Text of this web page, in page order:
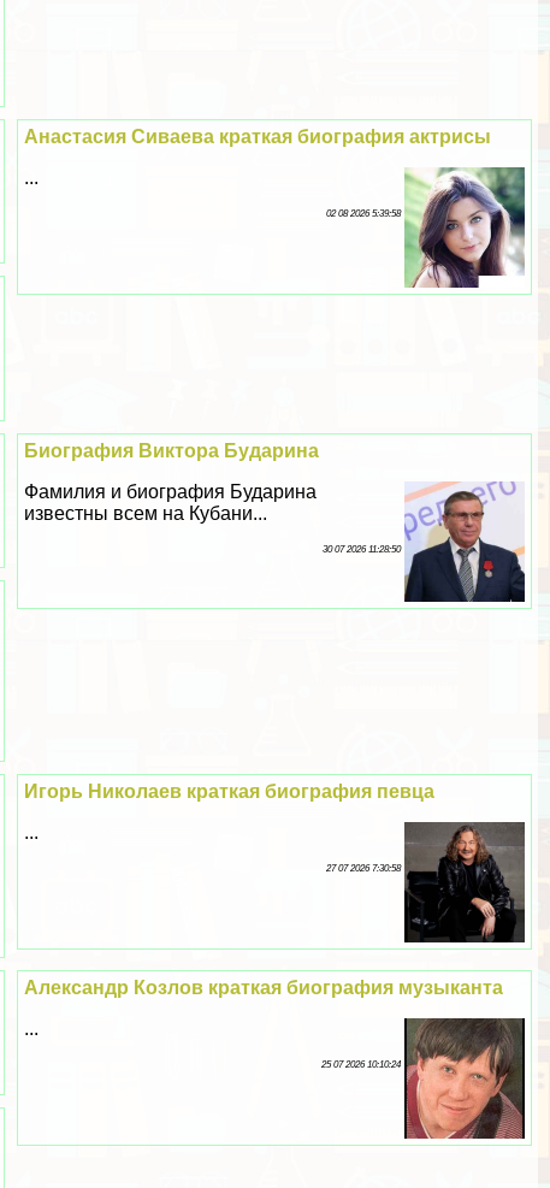
Анастасия Сиваева краткая биография актрисы
...
02 08 2026 5:39:58
Биография Виктора Бударина
Фамилия и биография Бударина
известны всем на Кубани...
30 07 2026 11:28:50
Игорь Николаев краткая биография певца
...
27 07 2026 7:30:58
Александр Козлов краткая биография музыканта
...
25 07 2026 10:10:24